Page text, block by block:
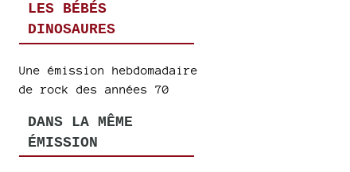
LES BÉBÉS
DINOSAURES
Une émission hebdomadaire
de rock des années 70
DANS LA MÊME
ÉMISSION